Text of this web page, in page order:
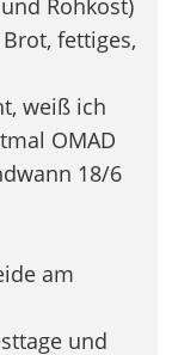
Rohkost)
fettiges,
weiß ich
OMAD
18/6
am
und